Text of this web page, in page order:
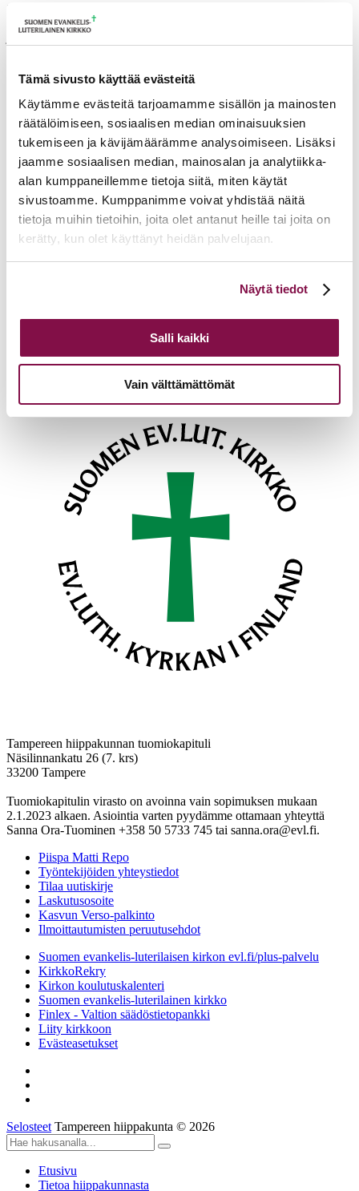
Tämä sivusto käyttää evästeitä
Käytämme evästeitä tarjoamamme sisällön ja mainosten
räätälöimiseen, sosiaalisen median ominaisuuksien
tukemiseen ja kävijämäärämme analysoimiseen. Lisäksi
jaamme sosiaalisen median, mainosalan ja analytiikka-
alan kumppaneillemme tietoja siitä, miten käytät
sivustoamme. Kumppanimme voivat yhdistää näitä
tietoja muihin tietoihin, joita olet antanut heille tai joita on
kerätty, kun olet käyttänyt heidän palvelujaan.
linkistä.
Näytä tiedot
Salli kaikki
Vain välttämättömät
13:00
Työssä jaksamisesta puhutaan paljon. Mutta entä jos ei aina pelkkää
jaksamista, vaan jopa iloa? Teemaan johdattelee perheterapeutti
15:00
Lisätietoja
mikko.h.lehtovaara@evl.fi
Tulevia tapahtumia
Ikkunoita kristilliseen spiritualiteettiin: Matkakumppanuuden päivä
Toimistoväen verkostotapaaminen 08.09.2026
Takaisin tapahtumiin
Tampereen hiippakunnan tuomiokapituli
Näsilinnankatu 26 (7. krs)
33200 Tampere
Tuomiokapitulin virasto on avoinna vain sopimuksen mukaan
2.1.2023 alkaen. Asiointia varten pyydämme ottamaan yhteyttä
Sanna Ora-Tuominen +358 50 5733 745 tai sanna.ora@evl.fi.
Piispa Matti Repo
Työntekijöiden yhteystiedot
Tilaa uutiskirje
Laskutusosoite
Kasvun Verso-palkinto
Ilmoittautumisten peruutusehdot
Suomen evankelis-luterilaisen kirkon evl.fi/plus-palvelu
KirkkoRekry
Kirkon koulutuskalenteri
Suomen evankelis-luterilainen kirkko
Finlex - Valtion säädöstietopankki
Liity kirkkoon
Evästeasetukset
Selosteet Tampereen hiippakunta © 2026
Etusivu
Tietoa hiippakunnasta